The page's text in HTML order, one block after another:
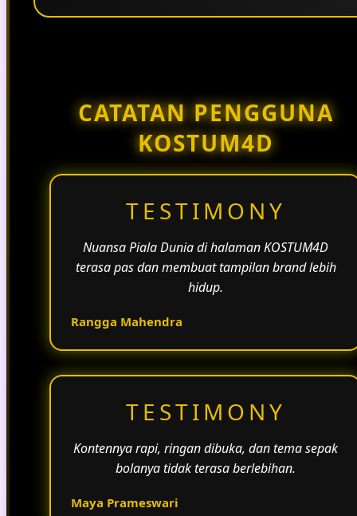
CATATAN PENGGUNA
KOSTUM4D
TESTIMONY
Nuansa Piala Dunia di halaman KOSTUM4D
terasa pas dan membuat tampilan brand lebih
hidup.
Rangga Mahendra
TESTIMONY
Kontennya rapi, ringan dibuka, dan tema sepak
bolanya tidak terasa berlebihan.
Maya Prameswari